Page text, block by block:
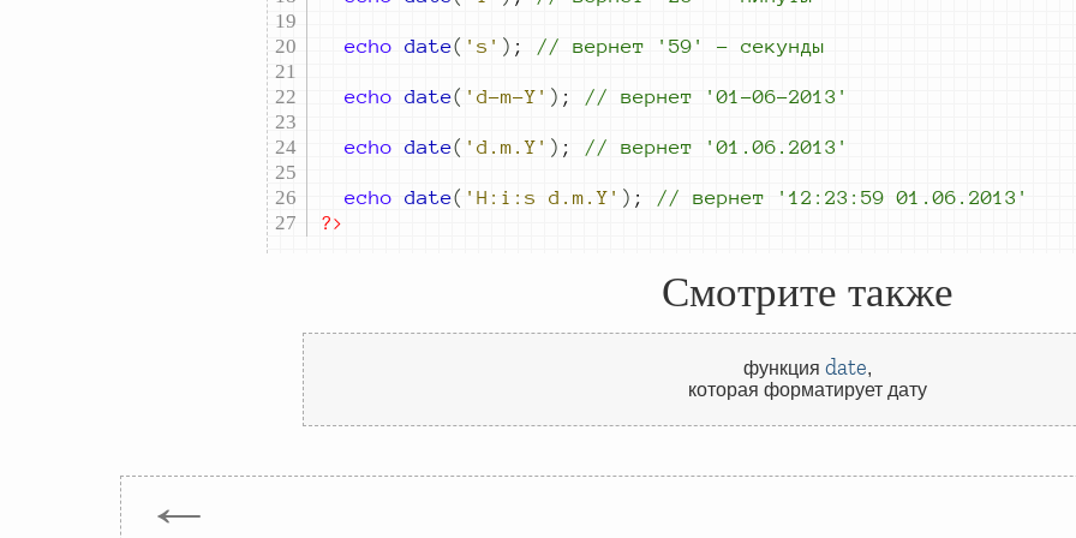
echo date( 's' ) ; // вернет '59' - секунды
echo date( 'd-m-Y' ) ; // вернет '01-06-2013'
echo date( 'd.m.Y' ) ; // вернет '01.06.2013'
echo date( 'H:i:s d.m.Y' ) ; // вернет '12:23:59 01.06.2013'
?>
Смотрите также
функция date,
которая форматирует дату
←